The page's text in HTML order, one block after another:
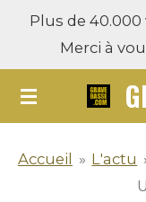
Passer
contenu
principal
Plus de
Merci à
Accueil » L'actu